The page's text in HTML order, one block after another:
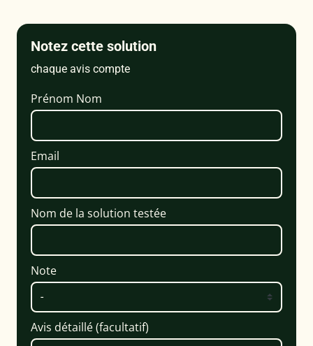
Notez cette solution
chaque avis compte
Prénom Nom
Email
Nom de la solution testée
Note
Avis détaillé (facultatif)